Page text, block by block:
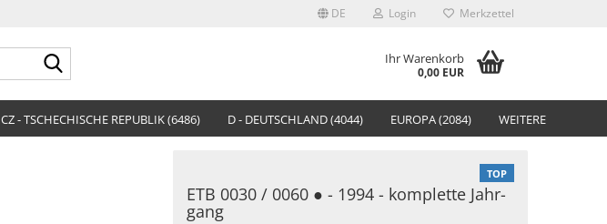
DE Login Merkzettel
Ihr Warenkorb
0,00 EUR
CZ - TSCHECHISCHE REPUBLIK (6486) D - DEUTSCHLAND (4044) EUROPA (2084) WEITERE
TOP
ETB 0030 / 0060 ● - 1994 - kom­plet­te Jahr­
gang